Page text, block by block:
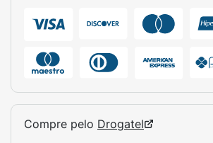
Compre pelo Drogatel